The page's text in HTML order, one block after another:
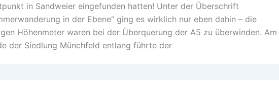
in Sandweier eingefunden hatten! Unter der Überschrift
in der Ebene“ ging es wirklich nur eben dahin – die
Höhenmeter waren bei der Überquerung der A5 zu überwinden. Am
der Siedlung Münchfeld entlang führte der